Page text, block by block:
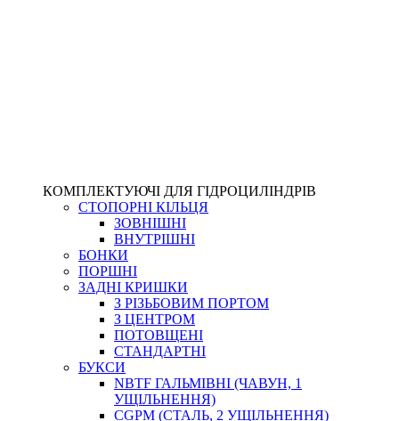
КОМПЛЕКТУЮЧІ ДЛЯ ГІДРОЦИЛІНДРІВ
СТОПОРНІ КІЛЬЦЯ
ЗОВНІШНІ
ВНУТРІШНІ
БОНКИ
ПОРШНІ
ЗАДНІ КРИШКИ
З РІЗЬБОВИМ ПОРТОМ
З ЦЕНТРОМ
ПОТОВЩЕНІ
СТАНДАРТНІ
БУКСИ
NBTF ГАЛЬМІВНІ (ЧАВУН, 1
УЩІЛЬНЕННЯ)
CGPM (СТАЛЬ, 2 УЩІЛЬНЕННЯ)